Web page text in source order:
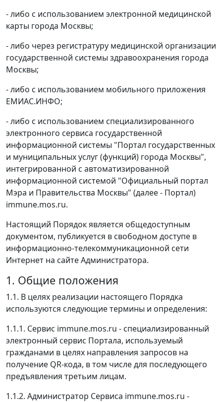
- либо с использованием электронной медицинской
карты города Москвы;
- либо через регистратуру медицинской организации
государственной системы здравоохранения города
Москвы;
- либо с использованием мобильного приложения
ЕМИАС.ИНФО;
- либо с использованием специализированного
электронного сервиса государственной
информационной системы "Портал государственных
и муниципальных услуг (функций) города Москвы",
интегрированной с автоматизированной
информационной системой "Официальный портал
Мэра и Правительства Москвы" (далее - Портал)
immune.mos.ru.
Настоящий Порядок является общедоступным
документом, публикуется в свободном доступе в
информационно-телекоммуникационной сети
Интернет на сайте Администратора.
1. Общие положения
1.1. В целях реализации настоящего Порядка
используются следующие термины и определения:
1.1.1. Сервис immune.mos.ru - специализированный
электронный сервис Портала, используемый
гражданами в целях направления запросов на
получение QR-кода, в том числе для последующего
предъявления третьим лицам.
1.1.2. Администратор Сервиса immune.mos.ru -